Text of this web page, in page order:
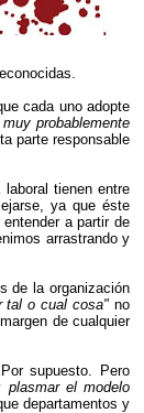
cada uno adopte
probablemente
parte responsable
tienen entre
ya que éste
entender a partir de
arrastrando y
de la organización
tal o cual cosa" no
de cualquier
supuesto. Pero
plasmar el modelo
departamentos y